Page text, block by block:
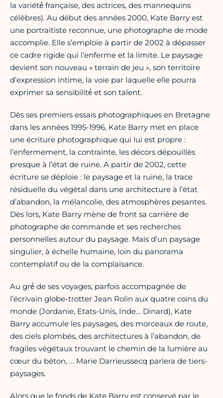
la variété́ française, des actrices, des mannequins
célèbres). Au début des années 2000, Kate Barry est
une portraitiste reconnue, une photographe de mode
accomplie. Elle s’emploie à partir de 2002 à dépasser
ce cadre rigide qui l’enferme et la limite. Le paysage
devient son nouveau « terrain de jeu », son territoire
d’expression intime, la voie par laquelle elle pourra
exprimer sa sensibilité́ et son talent.
Dès ses premiers essais photographiques en Bretagne
dans les années 1995-1996, Kate Barry met en place
une écriture photographique qui lui est propre :
l’enfermement, la contrainte, les décors dépouillés
presque à l’état de ruine. A partir de 2002, cette
écriture se déploie : le paysage et la ruine, la trace
résiduelle du végétal dans une architecture à l’état
d’abandon, la mélancolie, des atmosphères pesantes.
Dès lors, Kate Barry mène de front sa carrière de
photographe de commande et ses recherches
personnelles autour du paysage. Mais d’un paysage
singulier, à échelle humaine, loin du panorama
contemplatif ou de la complaisance.
Au gré́ de ses voyages, parfois accompagnée de
l’écrivain globe-trotter Jean Rolin aux quatre coins du
monde (Jordanie, Etats-Unis, Inde… Dinard), Kate
Barry accumule les paysages, des morceaux de route,
des ciels plombés, des architectures à l’abandon, de
fragiles végétaux trouvant le chemin de la lumière au
cœur du béton, … Marie Darrieussecq parlera de tiers-
paysages.
Alors que le fonds de Kate Barry est conservé par le